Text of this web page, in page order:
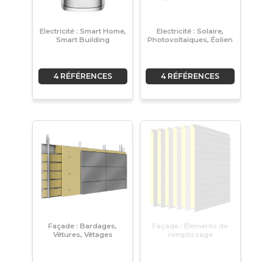
Electricité : Smart Home,
Smart Building
4 RÉFÉRENCES
Electricité : Solaire,
Photovoltaïques, Éolien
4 RÉFÉRENCES
Façade : Bardages,
Vêtures, Vêtages
Façade : Éléments de
remplissage